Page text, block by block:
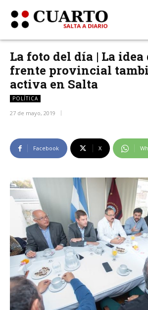
La foto del día | La
frente provincial
activa en Salta
POLÍTICA
27 de mayo, 2019
Facebook X